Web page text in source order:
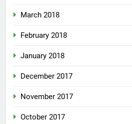
March 2018
February 2018
January 2018
December 2017
November 2017
October 2017